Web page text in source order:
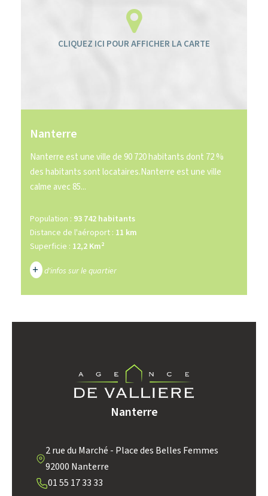
Nanterre
Nanterre est une ville de 90 720 habitants dont 72 %
des habitants sont locataires.Nanterre est une ville
calme avec 85...
Population : 93 742 habitants
Distance de l'aéroport : 11 km
Superficie : 12,2 Km²
+ d'infos sur le quartier
TAUX DE PROPRIÉTAIRES TAUX D'HABITATION
TAXE FONCIÈRE
PART DES MÉNAGES SANS
VOITURE
RÉSULTATS DES LYCÉES
Nanterre
2 rue du Marché - Place des Belles Femmes
92000 Nanterre
01 55 17 33 33